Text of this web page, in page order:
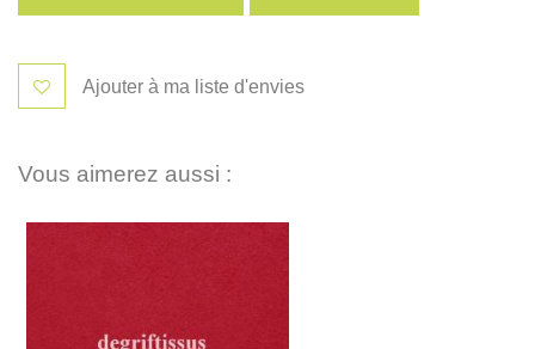
Ajouter à ma liste d'envies
Vous aimerez aussi :